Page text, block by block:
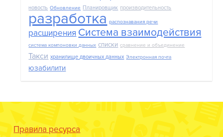
новость Обновление Планировщик производительность
разработка распознавания речи
расширения Система взаимодействия
система компоновки данных списки сравнение и объединение
Такси хранилище двоичных данных Электронная почта
юзабилити
Правила ресурса